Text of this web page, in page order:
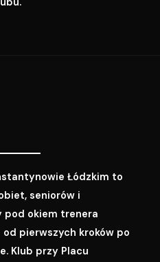
Łódzkim to
seniorów i
pod okiem trenera
pierwszych kroków po
Klub przy Placu